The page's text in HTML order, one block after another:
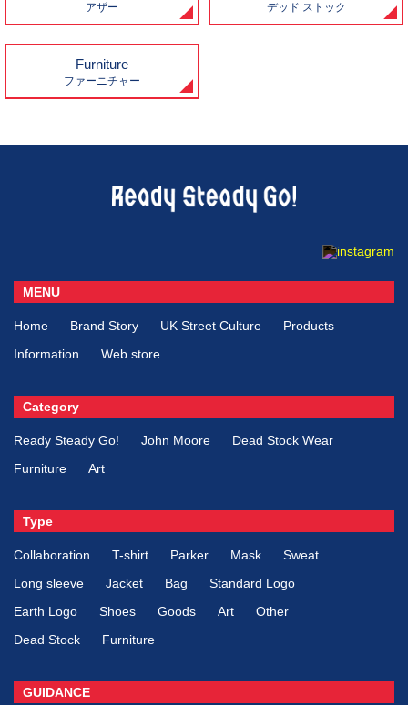
アザー デッド ストック
Furniture
ファーニチャー
MENU
Home Brand Story UK Street Culture Products
Information Web store
Category
Ready Steady Go! John Moore Dead Stock Wear
Furniture Art
Type
Collaboration T-shirt Parker Mask Sweat
Long sleeve Jacket Bag Standard Logo
Earth Logo Shoes Goods Art Other
Dead Stock Furniture
GUIDANCE